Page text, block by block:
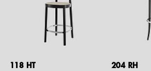
118 HT 204 RH